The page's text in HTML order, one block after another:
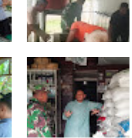
Babinsa Ajak Warga Bergerak,
Penampungan Air Masjid Al
Hikmah Dibersihkan